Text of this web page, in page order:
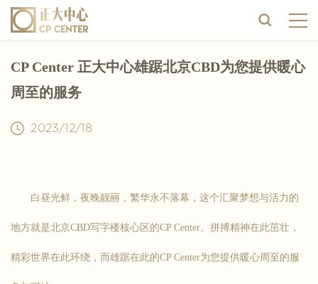
CP Center 正大中心雄踞北京CBD为您提供暖心
周至的服务
2023/12/18
白昼光鲜，夜晚靓丽，繁华永不落幕，这个汇聚梦想与活力的
地方就是北京CBD写字楼核心区的CP Center。拼搏精神在此茁壮，
精彩世界在此环绕，而雄踞在此的CP Center为您提供暖心周至的服